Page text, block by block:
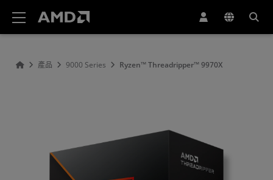
產品 9000 Series Ryzen™ Threadripper™ 9970X